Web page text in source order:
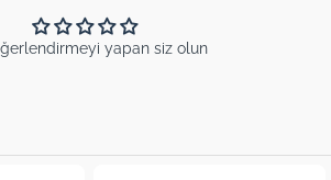
yapan siz olun